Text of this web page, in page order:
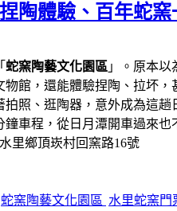
陶體驗、百年蛇
蛇窯陶藝文化園區 」。原本
館，還能體驗捏陶、拉坏
照、逛陶器，意外成為這趟
鐘車程，從日月潭開車過來
里鄉頂崁村回窯路16號
蛇窯陶藝文化園區 水里蛇窯門